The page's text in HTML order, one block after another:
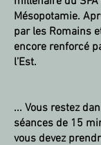
Mésopotamie.
par les Romains
encore renforcé
l’Est. ​​​​​​
... Vous restez
séances de 15
vous devez